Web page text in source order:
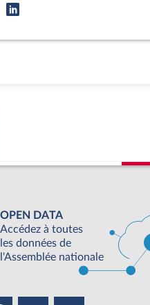
OPEN DATA
Accédez à toutes
les données de
l'Assemblée nationale